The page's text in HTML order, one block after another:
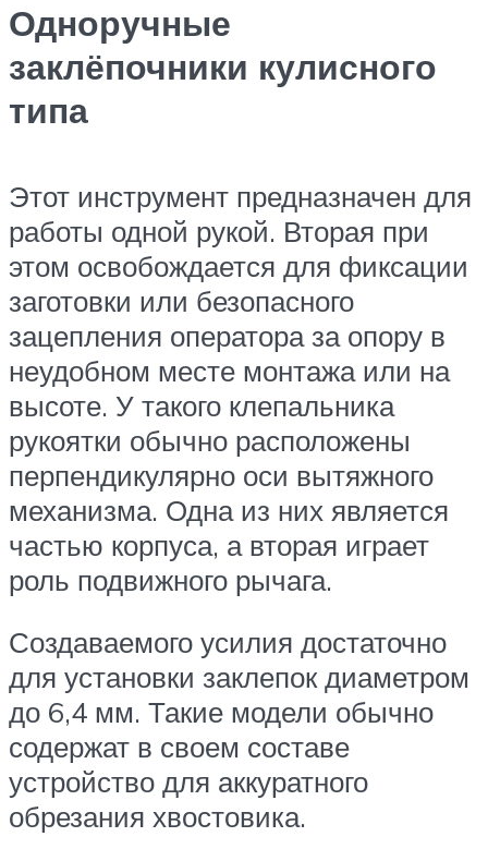
Одноручные
заклёпочники кулисного
типа
Этот инструмент предназначен для
работы одной рукой. Вторая при
этом освобождается для фиксации
заготовки или безопасного
зацепления оператора за опору в
неудобном месте монтажа или на
высоте. У такого клепальника
рукоятки обычно расположены
перпендикулярно оси вытяжного
механизма. Одна из них является
частью корпуса, а вторая играет
роль подвижного рычага.
Создаваемого усилия достаточно
для установки заклепок диаметром
до 6,4 мм. Такие модели обычно
содержат в своем составе
устройство для аккуратного
обрезания хвостовика.